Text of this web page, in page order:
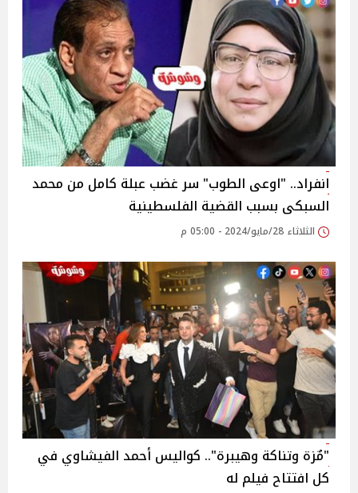
انفراد.. "اوعى الطوب" سر غضب عبلة كامل من محمد
السبكى بسبب القضية الفلسطينية
الثلاثاء 28/مايو/2024 - 05:00 م
"مٌزة وتناكة وهيبرة".. كواليس أحمد الفيشاوي في
كل افتتاح فيلم له